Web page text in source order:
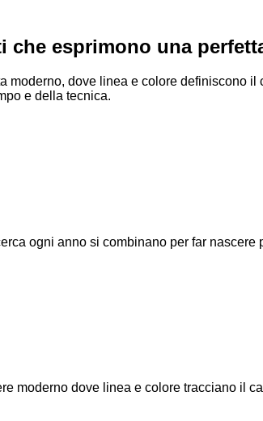
che esprimono una
moderno, dove linea e colore definiscono
e della tecnica.
ogni anno si combinano per far nascere
moderno dove linea e colore tracciano il